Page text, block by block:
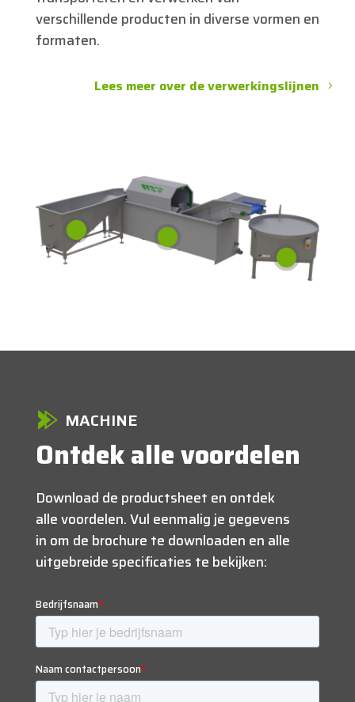
verschillende producten in diverse vormen en
formaten.
Lees meer over de verwerkingslijnen
MACHINE
Ontdek alle voordelen
Download de productsheet en ontdek
alle voordelen. Vul eenmalig je gegevens
in om de brochure te downloaden en alle
uitgebreide specificaties te bekijken: